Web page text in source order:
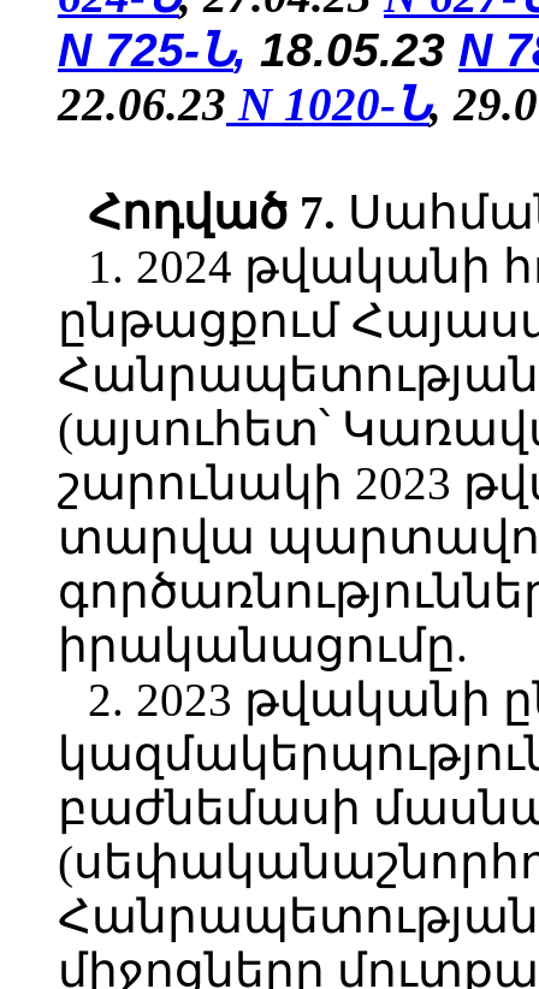
N 725-Ն, 18.05.23 N
22.06.23 N 1020-Ն,
Հոդված 7.
1. 2024 թվականի
ընթացքում
Հանրապետության
(այսուհետ՝
շարունակի 2023
տարվա
իրականացումը.
2. 2023 թվականի
բաժնեմասի
միջոցները